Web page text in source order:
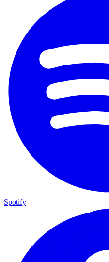
Spotify